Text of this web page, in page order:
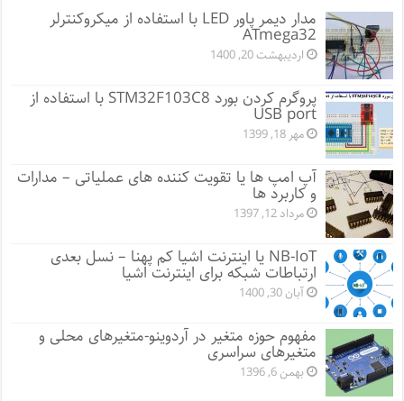
مدار دیمر پاور LED با استفاده از میکروکنترلر
ATmega32
اردیبهشت 20, 1400
پروگرم کردن بورد STM32F103C8 با استفاده از
USB port
مهر 18, 1399
آپ امپ ها یا تقویت کننده های عملیاتی – مدارات
و کاربرد ها
مرداد 12, 1397
NB-IoT یا اینترنت اشیا کم پهنا – نسل بعدی
ارتباطات شبکه برای اینترنت اشیا
آبان 30, 1400
مفهوم حوزه متغیر در آردوینو-متغیرهای محلی و
متغیرهای سراسری
بهمن 6, 1396